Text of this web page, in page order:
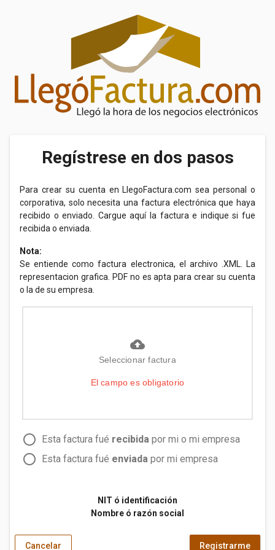
Regístrese en dos pasos
Para crear su cuenta en LlegoFactura.com sea personal o
corporativa, solo necesita una factura electrónica que haya
recibido o enviado. Cargue aquí la factura e indique si fue
recibida o enviada.
Nota:
Se entiende como factura electronica, el archivo .XML. La
representacion grafica. PDF no es apta para crear su cuenta
o la de su empresa.
cloud_upload
Seleccionar factura
El campo es obligatorio
radio_button_unchecked Esta factura fué recibida por mi o mi empresa
radio_button_unchecked Esta factura fué enviada por mi empresa
NIT ó identificación
Nombre ó razón social
Cancelar Registrarme